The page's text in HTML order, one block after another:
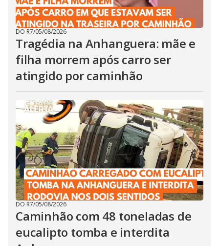
DO R7/05/08/2026
Tragédia na Anhanguera: mãe e
filha morrem após carro ser
atingido por caminhão
DO R7/05/08/2026
Caminhão com 48 toneladas de
eucalipto tomba e interdita